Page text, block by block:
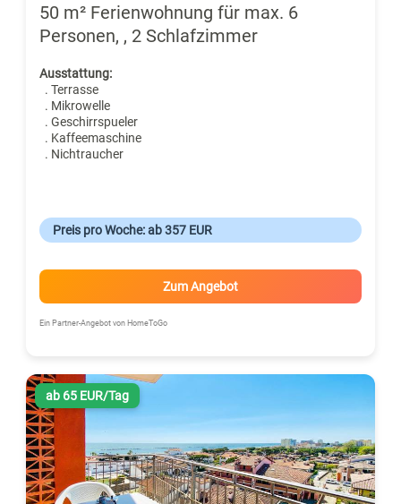
50 m² Ferienwohnung für max. 6
Personen, , 2 Schlafzimmer
Ausstattung:
. Terrasse
. Mikrowelle
. Geschirrspueler
. Kaffeemaschine
. Nichtraucher
Preis pro Woche: ab 357 EUR
Zum Angebot
Ein Partner-Angebot von HomeToGo
ab 65 EUR/Tag